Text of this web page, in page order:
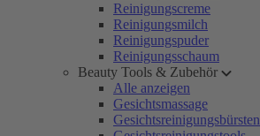
Reinigungscreme
Reinigungsmilch
Reinigungspuder
Reinigungsschaum
Beauty Tools & Zubehör
Alle anzeigen
Gesichtsmassage
Gesichtsreinigungsbürsten